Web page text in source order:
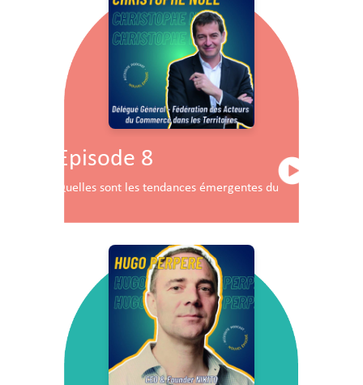
Episode 8
Quelles sont les tendances émergentes du commerce en